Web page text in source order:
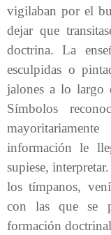
vigilaban por el
dejar que
doctrina. La
esculpidas o
jalones a lo largo
Símbolos
información le
supiese,
los tímpanos,
con las que se
formación